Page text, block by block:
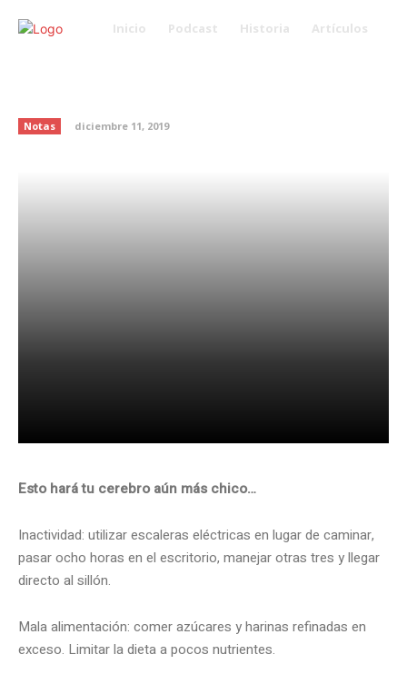
Inicio Podcast Historia Artículos
Notas diciembre 11, 2019
Esto hará tu cerebro aún más chico…
Inactividad: utilizar escaleras eléctricas en lugar de caminar,
pasar ocho horas en el escritorio, manejar otras tres y llegar
directo al sillón.
Mala alimentación: comer azúcares y harinas refinadas en
exceso. Limitar la dieta a pocos nutrientes.